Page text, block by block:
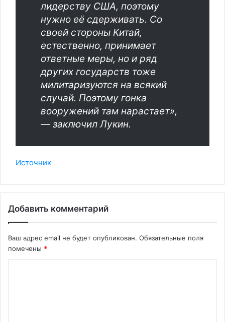
лидерству США, поэтому
нужно её сдерживать. Со
своей стороны Китай,
естественно, принимает
ответные меры, но и ряд
других государств тоже
милитаризуются на всякий
случай. Поэтому гонка
вооружений там нарастает»,
— заключил Лукин.
Источник
Добавить комментарий
Ваш адрес email не будет опубликован. Обязательные поля
помечены *